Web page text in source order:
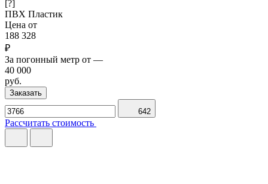
[?]
ПВХ Пластик
Цена от
188 328
₽
За погонный метр от —
40 000
руб.
Заказать
642
Рассчитать стоимость